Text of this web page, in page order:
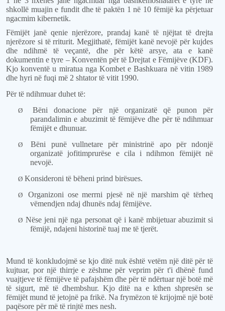
shkollë muajin e fundit dhe të paktën 1 në 10 fëmijë ka përjetuar
ngacmim kibernetik.
Fëmijët janë qenie njerëzore, prandaj kanë të njëjtat të drejta
njerëzore si të rriturit. Megjithatë, fëmijët kanë nevojë për kujdes
dhe ndihmë të veçantë, dhe për këtë arsye, ata e kanë
dokumentin e tyre – Konventën për të Drejtat e Fëmijëve (KDF).
Kjo konventë u miratua nga Kombet e Bashkuara në vitin 1989
dhe hyri në fuqi më 2 shtator të vitit 1990.
Për të ndihmuar duhet të:
Ø
Bëni donacione për një organizatë që punon për
parandalimin e abuzimit të fëmijëve dhe për të ndihmuar
fëmijët e dhunuar.
Ø
Bëni punë vullnetare për ministrinë apo për ndonjë
organizatë jofitimprurëse e cila i ndihmon fëmijët në
nevojë.
Ø Konsideroni të bëheni prind birësues.
Ø
Organizoni ose merrni pjesë në një marshim që tërheq
vëmendjen ndaj dhunës ndaj fëmijëve.
Ø Nëse jeni një nga personat që i kanë mbijetuar abuzimit si
fëmijë, ndajeni historinë tuaj me të tjerët.
Mund të konkludojmë se kjo ditë nuk është vetëm një ditë për të
kujtuar, por një thirrje e zëshme për veprim për t'i dhënë fund
vuajtjeve të fëmijëve të pafajshëm dhe për të ndërtuar një botë më
të sigurt, më të dhembshur. Kjo ditë na e kthen shpresën se
fëmijët mund të jetojnë pa frikë. Na frymëzon të krijojmë një botë
paqësore për më të rinjtë mes nesh.